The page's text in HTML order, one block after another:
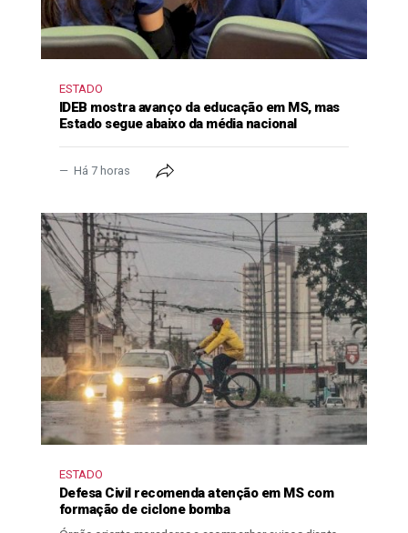
ESTADO
IDEB mostra avanço da educação em MS, mas
Estado segue abaixo da média nacional
Há 7 horas
ESTADO
Defesa Civil recomenda atenção em MS com
formação de ciclone bomba